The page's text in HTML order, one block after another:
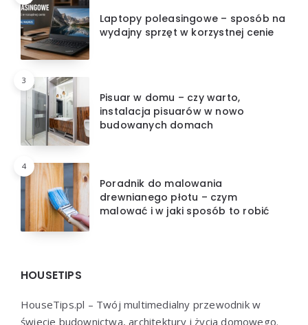
Laptopy poleasingowe – sposób na
wydajny sprzęt w korzystnej cenie
3
Pisuar w domu – czy warto,
instalacja pisuarów w nowo
budowanych domach
4
Poradnik do malowania
drewnianego płotu – czym
malować i w jaki sposób to robić
HOUSETIPS
HouseTips.pl – Twój multimedialny przewodnik w
świecie budownictwa, architektury i życia domowego.